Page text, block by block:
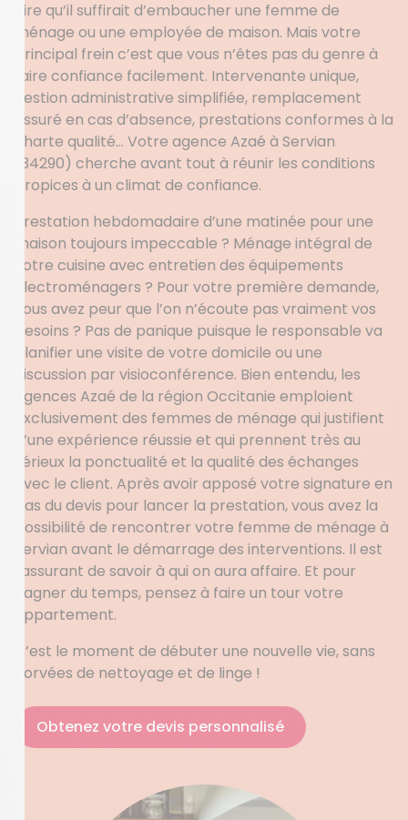
dire qu’il suffirait d’embaucher une femme de
ménage ou une employée de maison. Mais votre
principal frein c’est que vous n’êtes pas du genre à
faire confiance facilement. Intervenante unique,
gestion administrative simplifiée, remplacement
assuré en cas d’absence, prestations conformes à la
charte qualité… Votre agence Azaé à Servian
(34290) cherche avant tout à réunir les conditions
propices à un climat de confiance.
Prestation hebdomadaire d’une matinée pour une
maison toujours impeccable ? Ménage intégral de
votre cuisine avec entretien des équipements
électroménagers ? Pour votre première demande,
vous avez peur que l’on n’écoute pas vraiment vos
besoins ? Pas de panique puisque le responsable va
planifier une visite de votre domicile ou une
discussion par visioconférence. Bien entendu, les
agences Azaé de la région Occitanie emploient
exclusivement des femmes de ménage qui justifient
d’une expérience réussie et qui prennent très au
sérieux la ponctualité et la qualité des échanges
avec le client. Après avoir apposé votre signature en
bas du devis pour lancer la prestation, vous avez la
possibilité de rencontrer votre femme de ménage à
Servian avant le démarrage des interventions. Il est
rassurant de savoir à qui on aura affaire. Et pour
gagner du temps, pensez à faire un tour votre
appartement.
C’est le moment de débuter une nouvelle vie, sans
corvées de nettoyage et de linge !
Obtenez votre devis personnalisé